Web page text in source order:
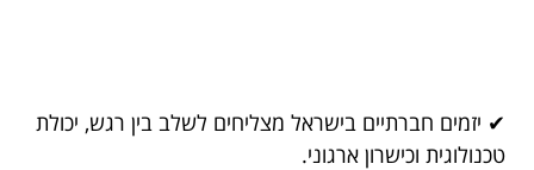
✔ יזמים חברתיים בישראל מצליחים לשלב בין רגש, יכולת
טכנולוגית וכישרון ארגוני.